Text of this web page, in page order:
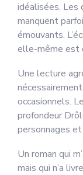
idéalisées. Les
manquent
émouvants.
elle-même est
Une lecture
occasionnels.
profondeur
personnages et
Un roman qui
mais qui n’a